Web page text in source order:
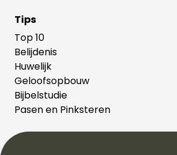
Tips
Top 10
Belijdenis
Huwelijk
Geloofsopbouw
Bijbelstudie
Pasen en Pinksteren